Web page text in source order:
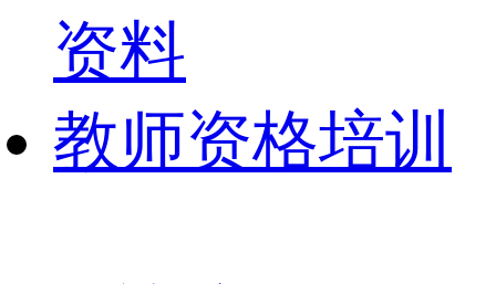
资料
教师资格培训